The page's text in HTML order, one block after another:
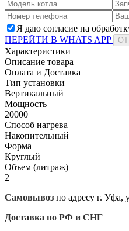
Я даю согласие на
ПЕРЕЙТИ В WHATS APP
Характеристики
Описание товара
Оплата и Доставка
Тип установки
Вертикальный
Мощность
20000
Способ нагрева
Накопительный
Форма
Круглый
Объем (литраж)
2
Самовывоз по адресу г. Уфа,
Доставка по РФ и СНГ